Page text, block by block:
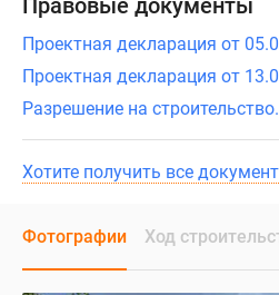
Правовые документы
Проектная декларация от
Проектная декларация от
Разрешение на строительство.
Хотите получить все
Фотографии Ход